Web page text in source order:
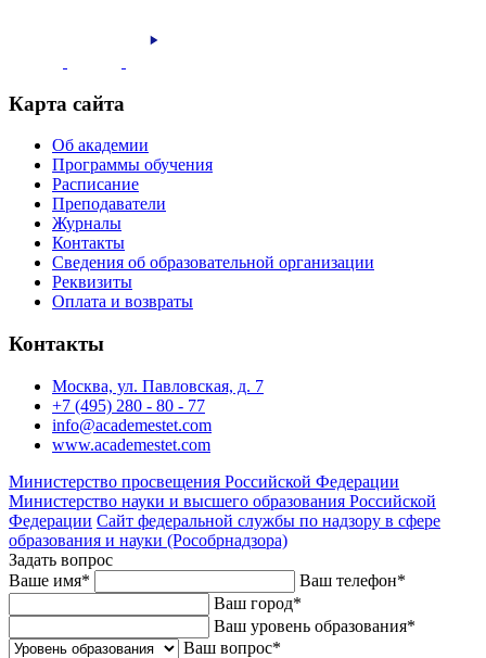
Карта сайта
Об академии
Программы обучения
Расписание
Преподаватели
Журналы
Контакты
Сведения об образовательной организации
Реквизиты
Оплата и возвраты
Контакты
Москва, ул. Павловская, д. 7
+7 (495) 280 - 80 - 77
info@academestet.com
www.academestet.com
Министерство просвещения Российской Федерации
Министерство науки и высшего образования Российской
Федерации Сайт федеральной службы по надзору в сфере
образования и науки (Рособрнадзора)
Задать вопрос
Ваше имя* Ваш телефон*
Ваш город*
Ваш уровень образования*
Ваш вопрос*